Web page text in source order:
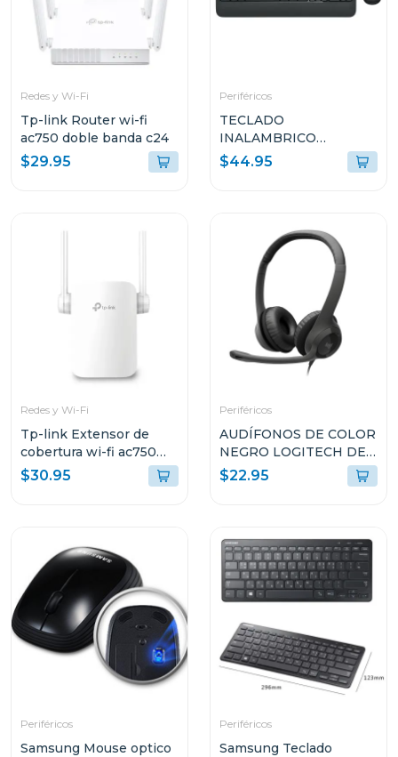
Redes y Wi-Fi
Tp-link Router wi-fi
ac750 doble banda c24
$29.95
Periféricos
TECLADO
INALAMBRICO
ADVANCED LOGITECH
CON MOUSE
$44.95
Redes y Wi-Fi
Tp-link Extensor de
cobertura wi-fi ac750
link backup re
$30.95
Periféricos
AUDÍFONOS DE COLOR
NEGRO LOGITECH DE
CABLE USB TIPO-A
CON MICROFONO
$22.95
Periféricos
Samsung Mouse optico
Periféricos
Samsung Teclado